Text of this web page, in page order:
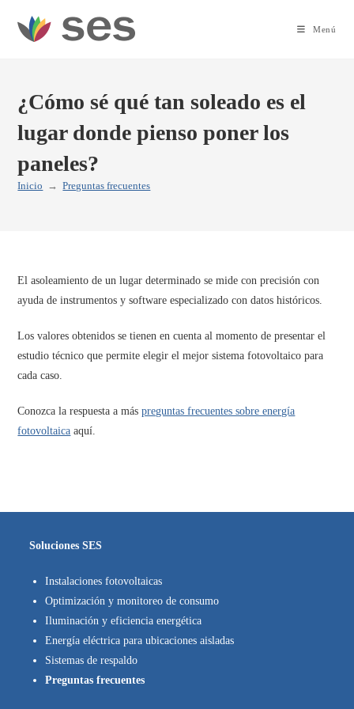
Menú
¿Cómo sé qué tan soleado es el
lugar donde pienso poner los
paneles?
Inicio → Preguntas frecuentes
El asoleamiento de un lugar determinado se mide con precisión con
ayuda de instrumentos y software especializado con datos históricos.
Los valores obtenidos se tienen en cuenta al momento de presentar el
estudio técnico que permite elegir el mejor sistema fotovoltaico para
cada caso.
Conozca la respuesta a máspreguntas frecuentes sobre energía
fotovoltaica aquí.
Soluciones SES
Instalaciones fotovoltaicas
Optimización y monitoreo de consumo
Iluminación y eficiencia energética
Energía eléctrica para ubicaciones aisladas
Sistemas de respaldo
Preguntas frecuentes